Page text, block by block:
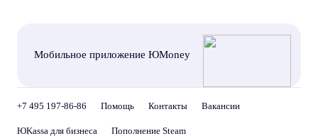
Мобильное приложение ЮMoney
+7 495 197-86-86 Помощь Контакты Вакансии
ЮKassa для бизнеса Пополнение Steam